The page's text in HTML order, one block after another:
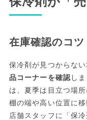
在庫確認のコツ
保冷剤が見つからな
品コーナーを確認 し
は、夏季は目立つ場
棚の端や高い位置に
店舗スタッフに「保